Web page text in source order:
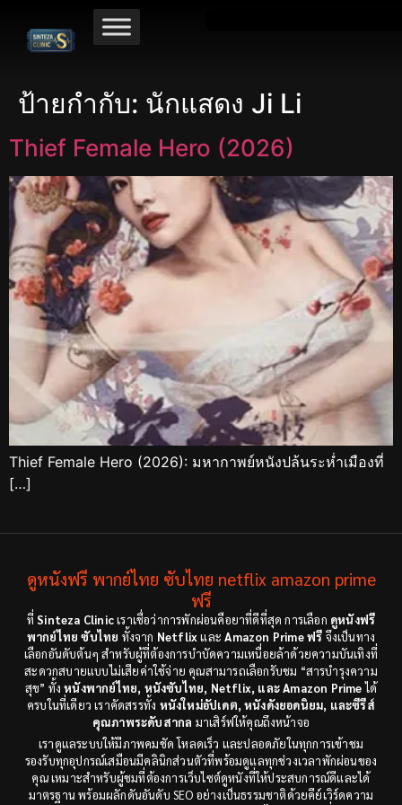
ป้ายกำกับ: นักแสดง Ji Li
Thief Female Hero (2026)
Thief Female Hero (2026): มหากาพย์หนังปล้นระห่ำเมืองที่
[…]
ดูหนังฟรี พากย์ไทย ซับไทย netflix amazon prime
ฟรี
ที่Sinteza Clinicเราเชื่อว่าการพักผ่อนคือยาที่ดีที่สุด การเลือก ดูหนังฟรี
พากย์ไทย ซับไทย ทั้งจาก NetflixและAmazon Prime ฟรี จึงเป็นทาง
เลือกอันดับต้นๆ สำหรับผู้ที่ต้องการบำบัดความเหนื่อยล้าด้วยความบันเทิงที่
สะดวกสบายแบบไม่เสียค่าใช้จ่าย คุณสามารถเลือกรับชม “สารบำรุงความ
สุข” ทั้งหนังพากย์ไทย, หนังซับไทย, Netflix, และ Amazon Primeได้
ครบในที่เดียว เราคัดสรรทั้ง หนังใหม่อัปเดต, หนังดังยอดนิยม, และซีรีส์
คุณภาพระดับสากล มาเสิร์ฟให้คุณถึงหน้าจอ
เราดูแลระบบให้มีภาพคมชัด โหลดเร็ว และปลอดภัยในทุกการเข้าชม
รองรับทุกอุปกรณ์เสมือนมีคลินิกส่วนตัวที่พร้อมดูแลทุกช่วงเวลาพักผ่อนของ
คุณ เหมาะสำหรับผู้ชมที่ต้องการเว็บไซต์ดูหนังที่ให้ประสบการณ์ดีและได้
มาตรฐาน พร้อมผลักดันอันดับ SEO อย่างเป็นธรรมชาติด้วยคีย์เวิร์ดความ